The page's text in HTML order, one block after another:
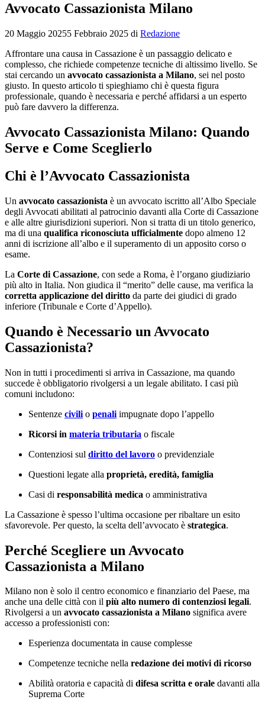
Avvocato Cassazionista Milano
20 Maggio 20255 Febbraio 2025 di Redazione
Affrontare una causa in Cassazione è un passaggio delicato e
complesso, che richiede competenze tecniche di altissimo livello. Se
stai cercando un avvocato cassazionista a Milano, sei nel posto
giusto. In questo articolo ti spieghiamo chi è questa figura
professionale, quando è necessaria e perché affidarsi a un esperto
può fare davvero la differenza.
Avvocato Cassazionista Milano: Quando
Serve e Come Sceglierlo
Chi è l’Avvocato Cassazionista
Un avvocato cassazionista è un avvocato iscritto all’Albo Speciale
degli Avvocati abilitati al patrocinio davanti alla Corte di Cassazione
e alle altre giurisdizioni superiori. Non si tratta di un titolo generico,
ma di una qualifica riconosciuta ufficialmente dopo almeno 12
anni di iscrizione all’albo e il superamento di un apposito corso o
esame.
La Corte di Cassazione, con sede a Roma, è l’organo giudiziario
più alto in Italia. Non giudica il “merito” delle cause, ma verifica la
corretta applicazione del diritto da parte dei giudici di grado
inferiore (Tribunale e Corte d’Appello).
Quando è Necessario un Avvocato
Cassazionista?
Non in tutti i procedimenti si arriva in Cassazione, ma quando
succede è obbligatorio rivolgersi a un legale abilitato. I casi più
comuni includono:
Sentenze civili o penali impugnate dopo l’appello
Ricorsi in materia tributaria o fiscale
Contenziosi sul diritto del lavoro o previdenziale
Questioni legate alla proprietà, eredità, famiglia
Casi di responsabilità medica o amministrativa
La Cassazione è spesso l’ultima occasione per ribaltare un esito
sfavorevole. Per questo, la scelta dell’avvocato è strategica.
Perché Scegliere un Avvocato
Cassazionista a Milano
Milano non è solo il centro economico e finanziario del Paese, ma
anche una delle città con il più alto numero di contenziosi legali.
Rivolgersi a un avvocato cassazionista a Milano significa avere
accesso a professionisti con:
Esperienza documentata in cause complesse
Competenze tecniche nella redazione dei motivi di ricorso
Abilità oratoria e capacità di difesa scritta e orale davanti alla
Suprema Corte